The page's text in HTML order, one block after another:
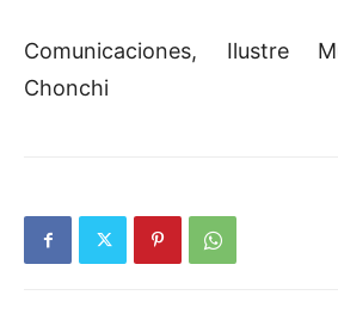
Comunicaciones, Ilustre
Chonchi